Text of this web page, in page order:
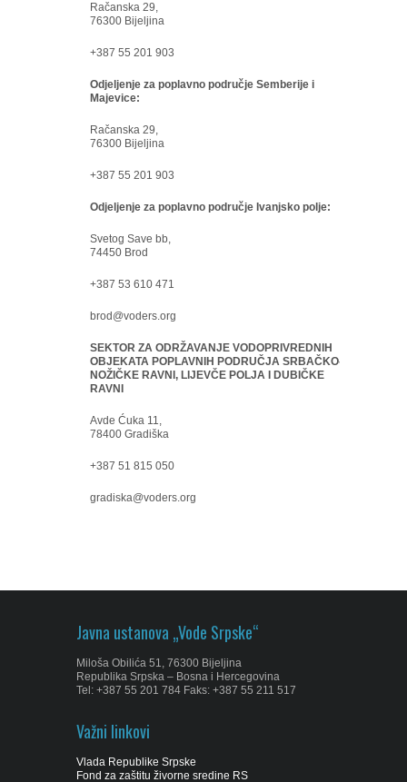
Račanska 29,
76300 Bijeljina
+387 55 201 903
Odjeljenje za poplavno područje Semberije i
Majevice:
Račanska 29,
76300 Bijeljina
+387 55 201 903
Odjeljenje za poplavno područje Ivanjsko polje:
Svetog Save bb,
74450 Brod
+387 53 610 471
brod@voders.org
SEKTOR ZA ODRŽAVANJE VODOPRIVREDNIH
OBJEKATA POPLAVNIH PODRUČJA SRBAČKO-
NOŽIČKE RAVNI, LIJEVČE POLJA I DUBIČKE
RAVNI
Avde Ćuka 11,
78400 Gradiška
+387 51 815 050
gradiska@voders.org
Javna ustanova „Vode Srpske“
Miloša Obilića 51, 76300 Bijeljina
Republika Srpska – Bosna i Hercegovina
Tel: +387 55 201 784 Faks: +387 55 211 517
Važni linkovi
Vlada Republike Srpske
Fond za zaštitu živorne sredine RS